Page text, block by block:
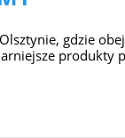
gdzie
produkty